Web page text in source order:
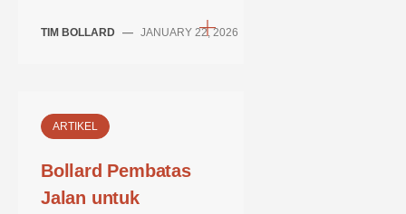
TIM BOLLARD — JANUARY 22, 2026
ARTIKEL
Bollard Pembatas
Jalan untuk